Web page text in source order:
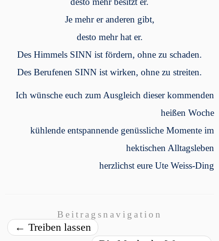
Je mehr er anderen gibt,
desto mehr hat er.
Des Himmels SINN ist fördern, ohne zu schaden.
Des Berufenen SINN ist wirken, ohne zu streiten.
Ich wünsche euch zum Ausgleich dieser kommenden
heißen Woche
kühlende entspannende genüssliche Momente im
hektischen Alltagsleben
herzlichst eure Ute Weiss-Ding
Beitragsnavigation
← Treiben lassen